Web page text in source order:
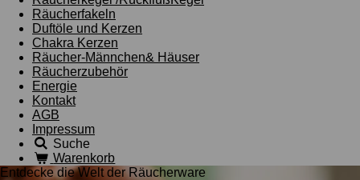
Räucherfakeln
Duftöle und Kerzen
Chakra Kerzen
Räucher-Männchen& Häuser
Räucherzubehör
Energie
Kontakt
AGB
Impressum
Suche
Warenkorb
Entdecke die Welt der Räucherware